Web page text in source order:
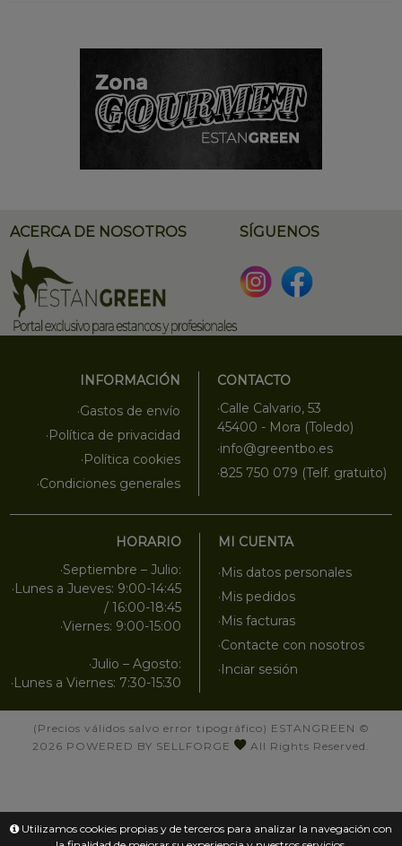
ACERCA DE NOSOTROS SÍGUENOS
INFORMACIÓN
·Gastos de envío
·Política de privacidad
·Política cookies
·Condiciones generales
CONTACTO
·Calle Calvario, 53
45400 - Mora (Toledo)
·info@greentbo.es
·825 750 079 (Telf. gratuito)
HORARIO
·Septiembre – Julio:
·Lunes a Jueves: 9:00-14:45
/ 16:00-18:45
·Viernes: 9:00-15:00
·Julio – Agosto:
·Lunes a Viernes: 7:30-15:30
MI CUENTA
·Mis datos personales
·Mis pedidos
·Mis facturas
·Contacte con nosotros
·Inciar sesión
(Precios válidos salvo error tipográfico) ESTANGREEN ©
2026 POWERED BY SELLFORGE All Rights Reserved.
Utilizamos cookies propias y de terceros para analizar la navegación con